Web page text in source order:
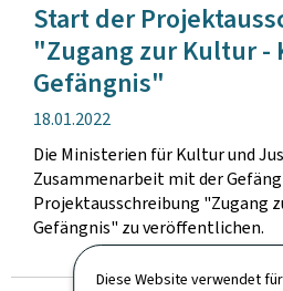
Diese Website verwendet
Start der
"Zugang zur Kultur -
Gefängnis"
Veröffentlichung
18.01.2022
Die Ministerien für Kultur und
Zusammenarbeit mit der
Projektausschreibung "Zugang
Gefängnis" zu veröffentlichen.